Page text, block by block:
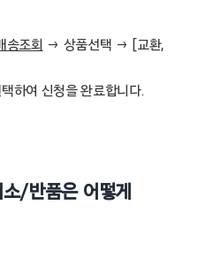
송조회
→ 상품선택 → [교환,
하여 신청을 완료합니다.
/반품은 어떻게